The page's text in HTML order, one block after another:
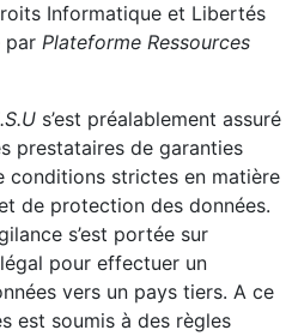
Informatique et Libertés
par Plateforme Ressources
s’est préalablement assuré
prestataires de garanties
conditions strictes en matière
de protection des données.
s’est portée sur
légal pour effectuer un
vers un pays tiers. A ce
est soumis à des règles